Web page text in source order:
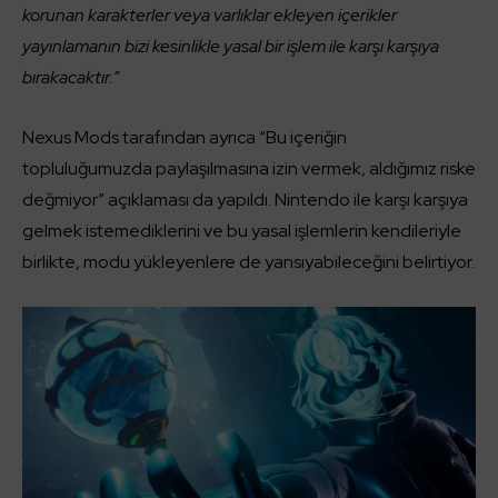
korunan karakterler veya varlıklar ekleyen içerikler
yayınlamanın bizi kesinlikle yasal bir işlem ile karşı karşıya
bırakacaktır.”
Nexus Mods tarafından ayrıca “Bu içeriğin
topluluğumuzda paylaşılmasına izin vermek, aldığımız riske
değmiyor” açıklaması da yapıldı. Nintendo ile karşı karşıya
gelmek istemediklerini ve bu yasal işlemlerin kendileriyle
birlikte, modu yükleyenlere de yansıyabileceğini belirtiyor.